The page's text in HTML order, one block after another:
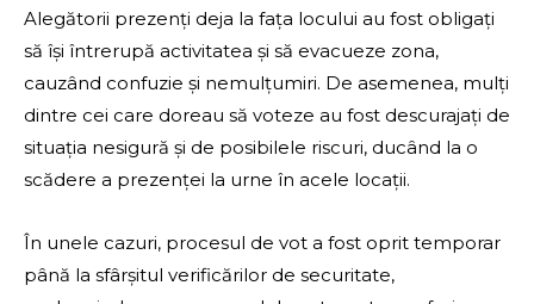
Alegătorii prezenți deja la fața locului au fost obligați
să își întrerupă activitatea și să evacueze zona,
cauzând confuzie și nemulțumiri. De asemenea, mulți
dintre cei care doreau să voteze au fost descurajați de
situația nesigură și de posibilele riscuri, ducând la o
scădere a prezenței la urne în acele locații.
În unele cazuri, procesul de vot a fost oprit temporar
până la sfârșitul verificărilor de securitate,